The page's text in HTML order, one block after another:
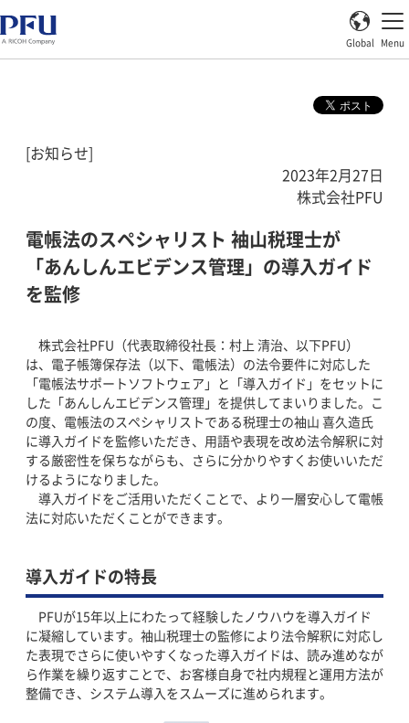
Global Menu
[お知らせ]
2023年2月27日
株式会社PFU
電帳法のスペシャリスト 袖山税理士が
「あんしんエビデンス管理」の導入ガイド
を監修
株式会社PFU（代表取締役社長：村上 清治、以下PFU）
は、電子帳簿保存法（以下、電帳法）の法令要件に対応した
「電帳法サポートソフトウェア」と「導入ガイド」をセットに
した「あんしんエビデンス管理」を提供してまいりました。こ
の度、電帳法のスペシャリストである税理士の袖山 喜久造氏
に導入ガイドを監修いただき、用語や表現を改め法令解釈に対
する厳密性を保ちながらも、さらに分かりやすくお使いいただ
けるようになりました。
導入ガイドをご活用いただくことで、より一層安心して電帳
法に対応いただくことができます。
導入ガイドの特長
PFUが15年以上にわたって経験したノウハウを導入ガイド
に凝縮しています。袖山税理士の監修により法令解釈に対応し
た表現でさらに使いやすくなった導入ガイドは、読み進めなが
ら作業を繰り返すことで、お客様自身で社内規程と運用方法が
整備でき、システム導入をスムーズに進められます。